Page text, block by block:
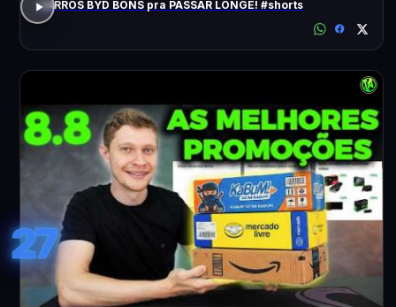
CARROS BYD BONS pra PASSAR LONGE! #shorts
27